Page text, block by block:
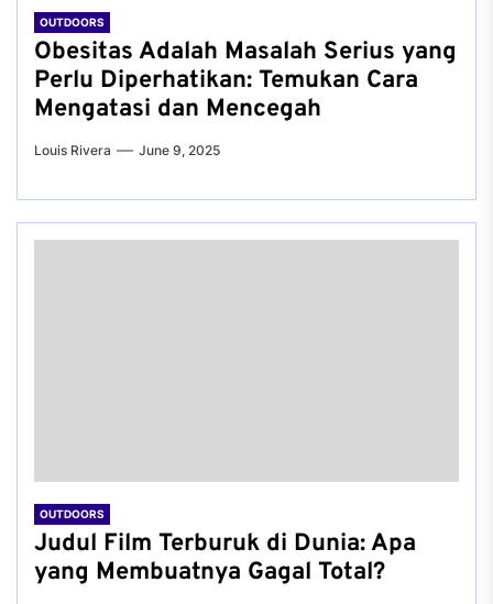
OUTDOORS
Obesitas Adalah Masalah Serius yang
Perlu Diperhatikan: Temukan Cara
Mengatasi dan Mencegah
Louis Rivera June 9, 2025
OUTDOORS
Judul Film Terburuk di Dunia: Apa
yang Membuatnya Gagal Total?